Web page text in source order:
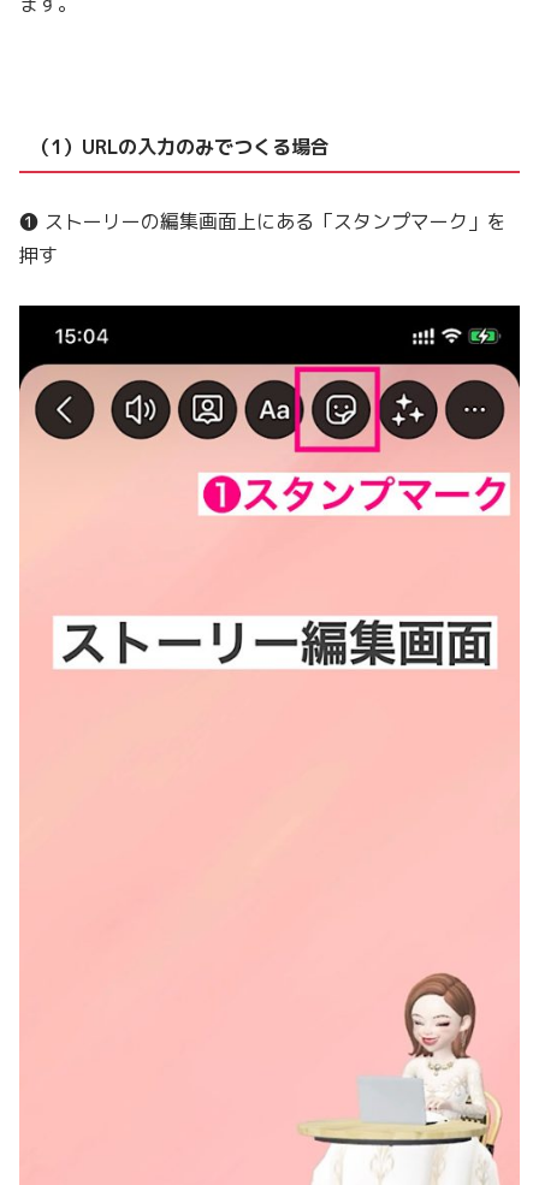
（1）URLの入力のみでつくる場合
❶ ストーリーの編集画面上にある「スタンプマーク」を
押す